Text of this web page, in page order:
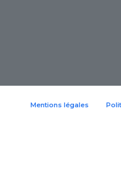
Mentions légales